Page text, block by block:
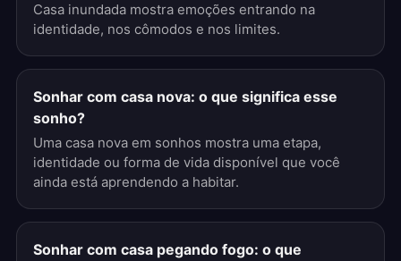
Casa inundada mostra emoções entrando na
identidade, nos cômodos e nos limites.
Sonhar com casa nova: o que significa esse
sonho?
Uma casa nova em sonhos mostra uma etapa,
identidade ou forma de vida disponível que você
ainda está aprendendo a habitar.
Sonhar com casa pegando fogo: o que